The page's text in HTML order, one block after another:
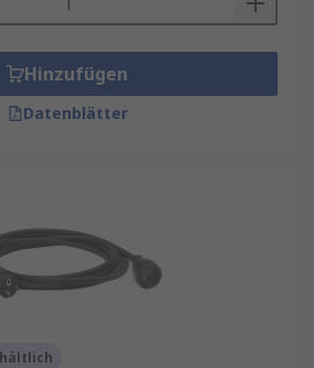
Hinzufügen
Datenblätter